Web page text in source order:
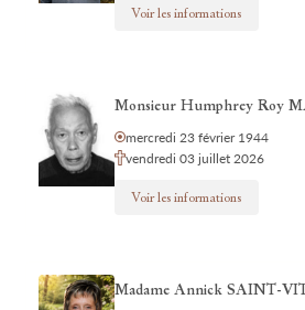
Voir les informations
Monsieur Humphrey Roy
mercredi 23 février 1944
vendredi 03 juillet 2026
Voir les informations
Madame Annick SAINT-